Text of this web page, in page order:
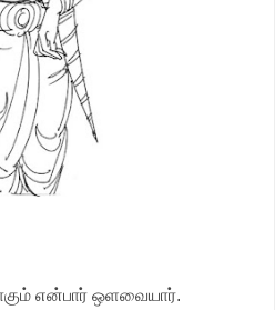
என்பார் ஒளவையார்.